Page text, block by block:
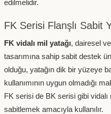
edilmelidir.
FK Serisi Flanşlı Sabit
FK vidalı mil yatağı, dairesel
tasarımına sahip sabit destek
olduğu, yatağın dik bir yüzeye
kullanımının uygun olmadığı
FK serisi de BK serisi gibi
sabitlemek amacıyla kullanılır.